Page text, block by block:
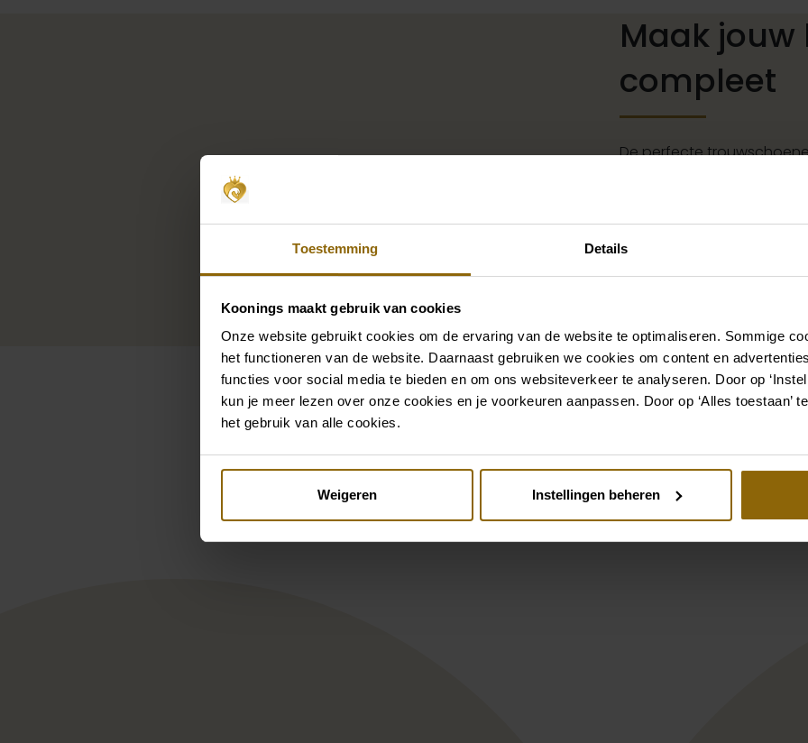
Toestemming Details
Koonings maakt gebruik van cookies
Onze website gebruikt cookies om de ervaring van de website te optimaliseren. Sommige
het functioneren van de website. Daarnaast gebruiken we cookies om content en
functies voor social media te bieden en om ons websiteverkeer te analyseren. Door op
kun je meer lezen over onze cookies en je voorkeuren aanpassen. Door op ‘Alles toestaan’
het gebruik van alle cookies.
Weigeren Instellingen beheren
Maak
compleet
De perfecte
jouw bruidslook is pas af
grote accessoire winkel
vind je de perfecte match
Bekijk ook eens
Pinterest
Le Papillon by Modeca Elba
Pinterest
Le Papillon by